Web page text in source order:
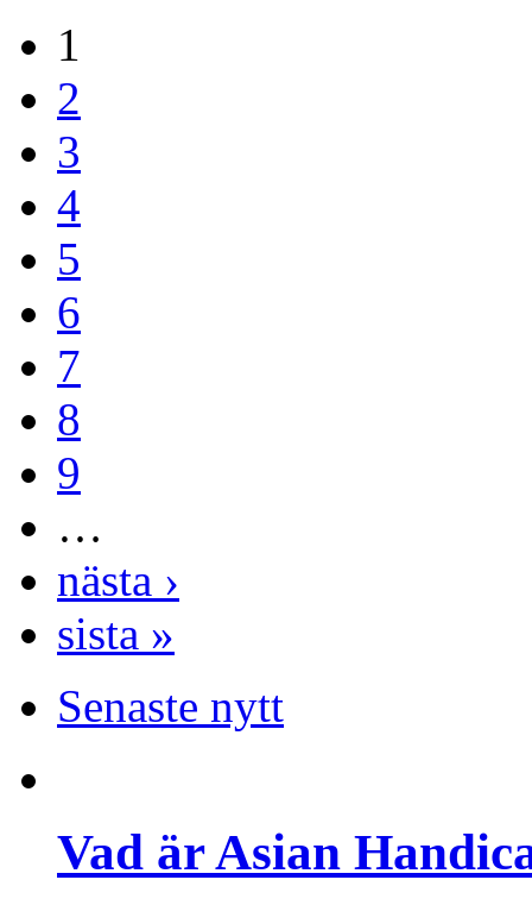
1
2
3
4
5
6
7
8
9
…
nästa ›
sista »
Senaste nytt
Vad är Asian